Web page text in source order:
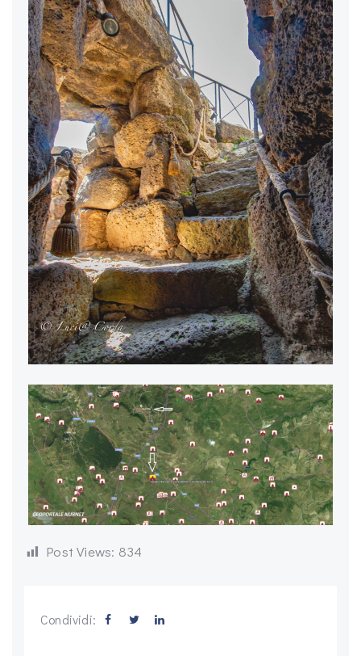
Post Views: 834
Condividi: